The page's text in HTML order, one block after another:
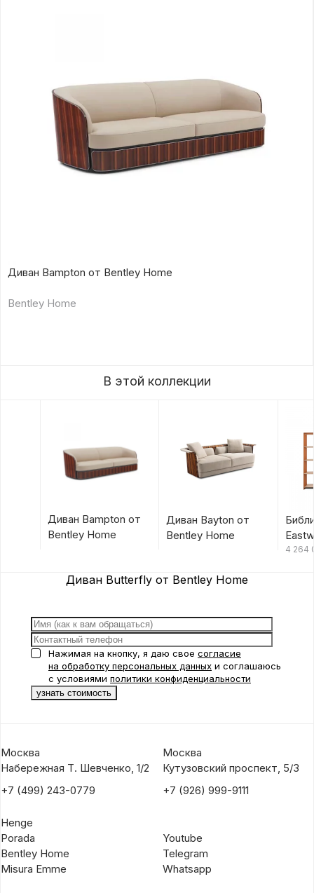
Диван Bampton от Bentley Home
Bentley Home
В этой коллекции
Диван Bampton от
Bentley Home
Диван Bayton от
Bentley Home
Home
4 264
Диван Butterfly от Bentley Home
Нажимая на кнопку, я даю свое согласие
на обработку персональных данных и соглашаюсь
с условиями политики конфиденциальности
Москва
Набережная Т. Шевченко, 1/2
+7 (499) 243-0779
Москва
Кутузовский проспект, 5/3
+7 (926) 999-9111
Henge
Porada
Bentley Home
Misura Emme
Youtube
Telegram
Whatsapp